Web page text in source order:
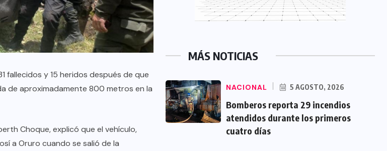
fallecidos y 15 heridos después de que
de aproximadamente 800 metros en la
Choque, explicó que el vehículo,
a Oruro cuando se salió de la
MÁS NOTICIAS
NACIONAL 5 AGOSTO, 2026
Bomberos reporta 29 incendios
atendidos durante los primeros
cuatro días